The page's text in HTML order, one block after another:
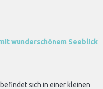
wunderschönem Seeblick
sich in einer kleinen